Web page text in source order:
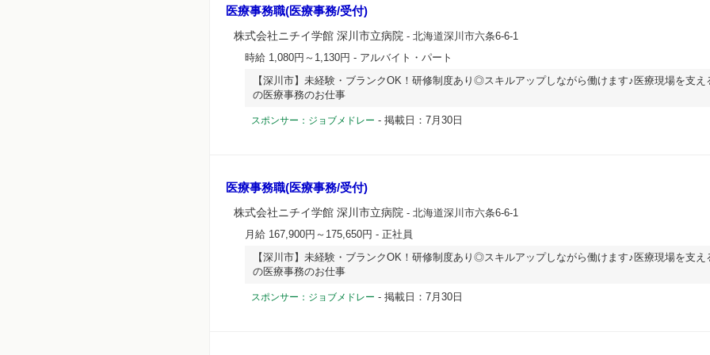
医療事務職(医療事務/受付)
株式会社ニチイ学館 深川市立病院 - 北海道深川市六条6-6-1
時給 1,080円～1,130円 - アルバイト・パート
【深川市】未経験・ブランクOK！研修制度あり◎スキルアップしながら働けます♪医療現場を支え
の医療事務のお仕事
スポンサー：ジョブメドレー - 掲載日：7月30日
医療事務職(医療事務/受付)
株式会社ニチイ学館 深川市立病院 - 北海道深川市六条6-6-1
月給 167,900円～175,650円 - 正社員
【深川市】未経験・ブランクOK！研修制度あり◎スキルアップしながら働けます♪医療現場を支え
の医療事務のお仕事
スポンサー：ジョブメドレー - 掲載日：7月30日